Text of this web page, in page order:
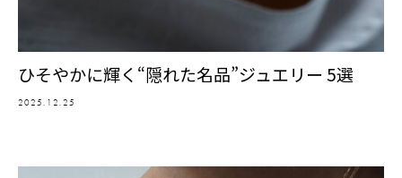
ひそやかに輝く“隠れた名品”ジュエリー 5選
2025.12.25